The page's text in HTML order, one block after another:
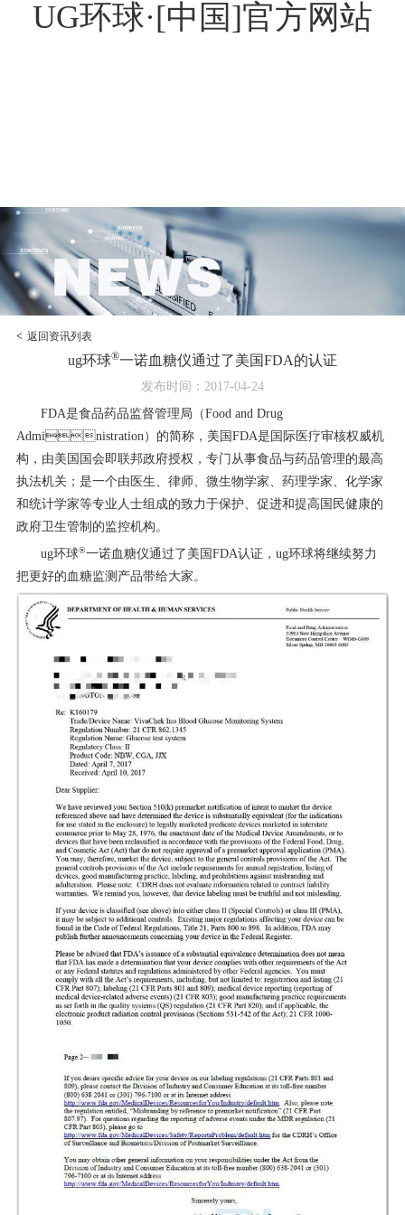
UG环球·[中国]官方网站
< 返回资讯列表
ug环球®一诺血糖仪通过了美国FDA的认证
发布时间：2017-04-24
FDA是食品药品监督管理局（Food and Drug
Administration）的简称，美国FDA是国际医疗审核权威机
构，由美国国会即联邦政府授权，专门从事食品与药品管理的最高
执法机关；是一个由医生、律师、微生物学家、药理学家、化学家
和统计学家等专业人士组成的致力于保护、促进和提高国民健康的
政府卫生管制的监控机构。
ug环球®一诺血糖仪通过了美国FDA认证，ug环球将继续努力
把更好的血糖监测产品带给大家。